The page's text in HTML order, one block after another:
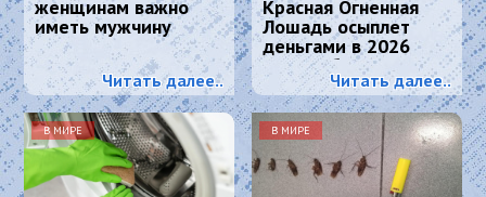
женщинам важно
иметь мужчину
Читать далее..
Красная Огненная
Лошадь осыплет
деньгами в 2026
году: 4 баловня
СудьбыЧитать далее..
В МИРЕ В МИРЕ